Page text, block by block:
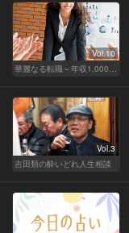
Vol.10
華麗なる転職～年収1,000万超の道～
Vol.3
吉田類の酔いどれ人生相談